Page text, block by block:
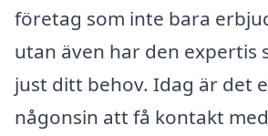
företag som inte bara
utan även har den expertis
just ditt behov. Idag är det
någonsin att få kontakt med